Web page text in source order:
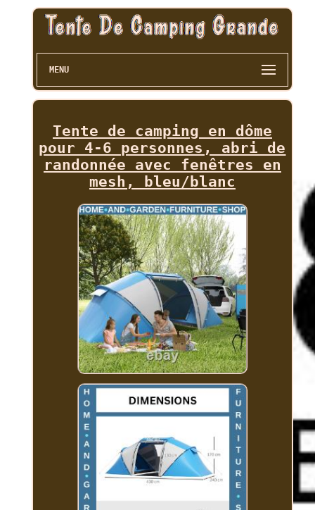
MENU
Tente de camping en dôme
pour 4-6 personnes, abri de
randonnée avec fenêtres en
mesh, bleu/blanc